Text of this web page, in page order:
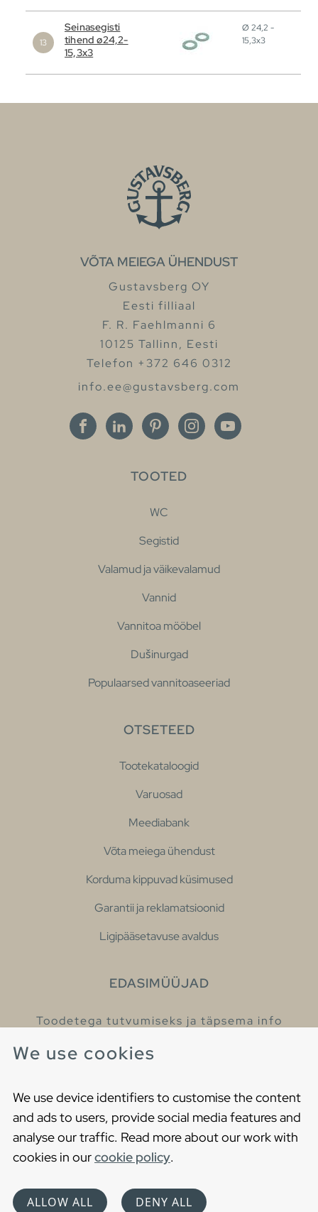
We use cookies
We use device identifiers to customise the content
and ads to users, provide social media features and
analyse our traffic. Read more about our work with
cookies in ourcookie policy.
ALLOW ALL DENY ALL
Seinasegisti
tihend ø24,2-
15,3x3
Ø 24,2 -
15,3x3
VÕTA MEIEGA ÜHENDUST
Gustavsberg OY
Eesti filliaal
F. R. Faehlmanni 6
10125 Tallinn, Eesti
Telefon +372 646 0312
info.ee@gustavsberg.com
TOOTED
WC
Segistid
Valamud ja väikevalamud
Vannid
Vannitoa mööbel
Dušinurgad
Populaarsed vannitoaseeriad
OTSETEED
Tootekataloogid
Varuosad
Meediabank
Võta meiega ühendust
Korduma kippuvad küsimused
Garantii ja reklamatsioonid
Ligipääsetavuse avaldus
EDASIMÜÜJAD
Toodetega tutvumiseks ja täpsema info
Cookies
Privaatsuspoliitika